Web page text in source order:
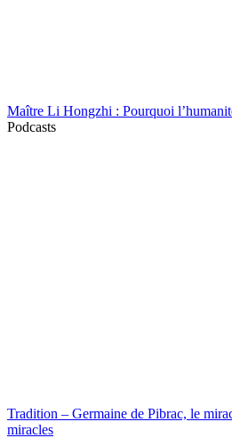
Maître Li Hongzhi : Pourquoi
Podcasts
Tradition – Germaine de Pibrac, le
miracles